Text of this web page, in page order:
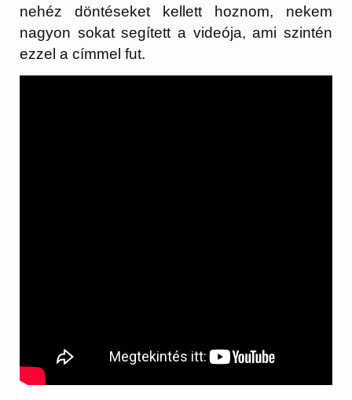
nehéz döntéseket kellett hoznom, nekem
nagyon sokat segített a videója, ami szintén
ezzel a címmel fut.